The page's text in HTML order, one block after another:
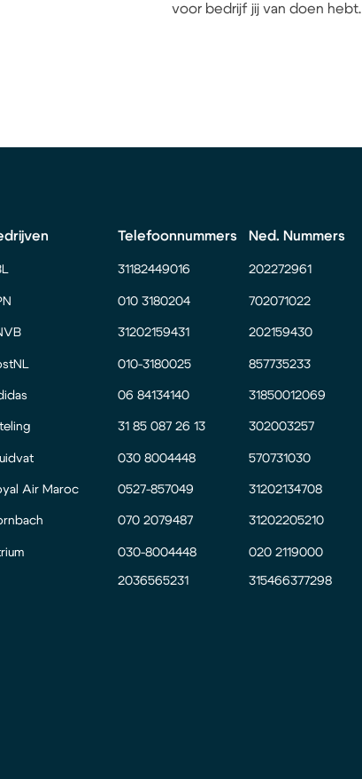
voor bedrijf jij van doen hebt.
Air Maroc
Telefoonnummers
31182449016
010 3180204
31202159431
010-3180025
06 84134140
31 85 087 26 13
030 8004448
0527-857049
070 2079487
030-8004448
2036565231
Ned. Nummers
202272961
702071022
202159430
857735233
31850012069
302003257
570731030
31202134708
31202205210
020 2119000
315466377298